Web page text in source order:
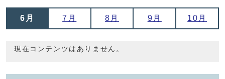
6月 7月 8月 9月 10月
現在コンテンツはありません。